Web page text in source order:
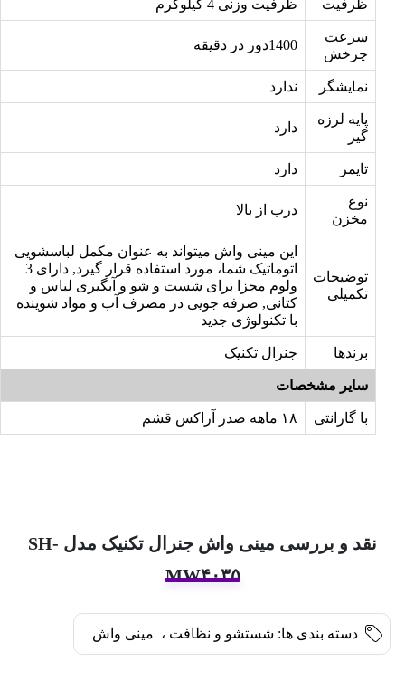
ظرفیت ظرفیت وزنی 4 کیلوگرم
سرعت
چرخش
1400دور در دقیقه
نمایشگر ندارد
پایه لرزه
گیر
دارد
تایمر دارد
نوع
مخزن
درب از بالا
توضیحات
تکمیلی
این مینی واش میتواند به عنوان مکمل لباسشویی
اتوماتیک شما، مورد استفاده قرار گیرد, دارای 3
ولوم مجزا برای شست و شو و آبگیری لباس و
کتانی, صرفه جویی در مصرف آب و مواد شوینده
با تکنولوژی جدید
برندها جنرال تکنیک
سایر مشخصات
با گارانتی ۱۸ ماهه صدر آراکس قشم
نقد و بررسی مینی‌ واش جنرال تکنیک مدل SH-
MW۴۰۳۵
دسته بندی ها: شستشو و نظافت ، مینی واش